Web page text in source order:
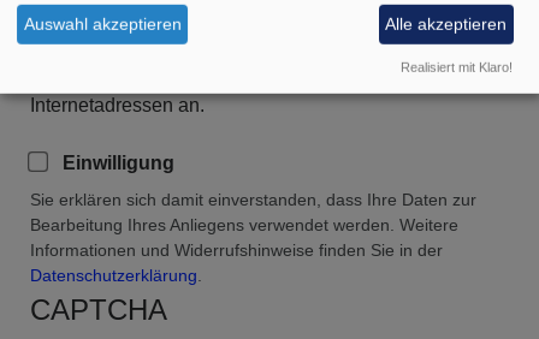
Bitte geben Sie in Ihrer Nachricht keine Links oder
Internetadressen an.
Einwilligung
Sie erklären sich damit einverstanden, dass Ihre Daten zur
Bearbeitung Ihres Anliegens verwendet werden. Weitere
Informationen und Widerrufshinweise finden Sie in der
Datenschutzerklärung
CAPTCHA
Auswahl akzeptieren Alle akzeptieren
Realisiert mit Klaro!